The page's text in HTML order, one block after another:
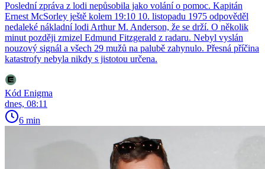
Poslední zpráva z lodi nepůsobila jako volání o pomoc. Kapitán
Ernest McSorley ještě kolem 19:10 10. listopadu 1975 odpověděl
nedaleké nákladní lodi Arthur M. Anderson, že se drží. O několik
minut později zmizel Edmund Fitzgerald z radaru. Nebyl vyslán
nouzový signál a všech 29 mužů na palubě zahynulo. Přesná příčina
katastrofy nebyla nikdy s jistotou určena.
Kód Enigma
dnes, 08:11
6 min